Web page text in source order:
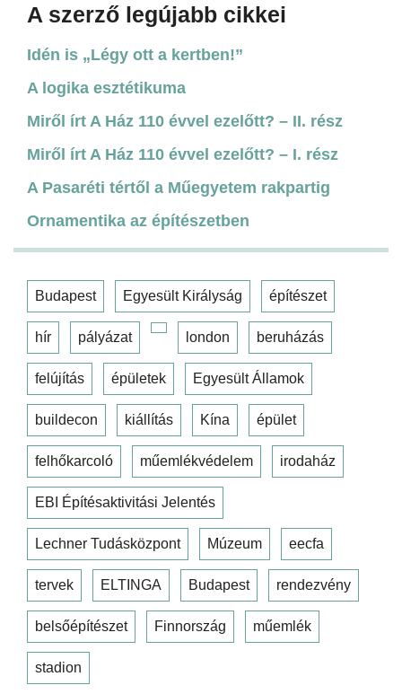
A szerző legújabb cikkei
Idén is „Légy ott a kertben!”
A logika esztétikuma
Miről írt A Ház 110 évvel ezelőtt? – II. rész
Miről írt A Ház 110 évvel ezelőtt? – I. rész
A Pasaréti tértől a Műegyetem rakpartig
Ornamentika az építészetben
Budapest Egyesült Királyság építészet
hír pályázat london beruházás
felújítás épületek Egyesült Államok
buildecon kiállítás Kína épület
felhőkarcoló műemlékvédelem irodaház
EBI Építésaktivitási Jelentés
Lechner Tudásközpont Múzeum eecfa
tervek ELTINGA Budapest rendezvény
belsőépítészet Finnország műemlék
stadion